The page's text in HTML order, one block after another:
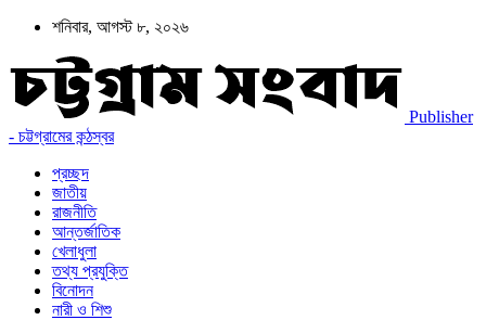
শনিবার, আগস্ট ৮, ২০২৬
Publisher
- চট্টগ্রামের কন্ঠস্বর
প্রচ্ছদ
জাতীয়
রাজনীতি
আন্তর্জাতিক
খেলাধুলা
তথ্য প্রযুক্তি
বিনোদন
নারী ও শিশু